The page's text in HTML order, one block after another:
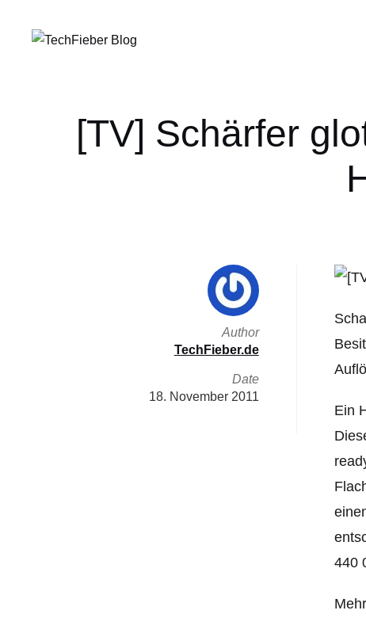
[TV] Schärfer
Ein
440
Author
TechFieber.de
Date
18. November 2011